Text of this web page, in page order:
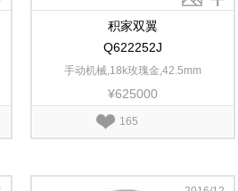
积家双翼
Q622252J
手动机械,18k玫瑰金,42.5mm
¥625000
165